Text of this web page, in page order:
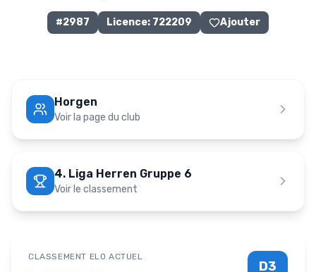
#2987 Licence: 722209 Ajouter
Horgen
Voir la page du club
4. Liga Herren Gruppe 6
Voir le classement
D3
CLASSEMENT ELO ACTUEL